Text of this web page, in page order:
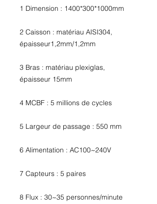
1 Dimension : 1400*300*1000mm
2 Caisson : matériau AISI304,
épaisseur1,2mm/1,2mm
3 Bras : matériau plexiglas,
épaisseur 15mm
4 MCBF : 5 millions de cycles
5 Largeur de passage : 550 mm
6 Alimentation : AC100~240V
7 Capteurs : 5 paires
8 Flux : 30~35 personnes/minute